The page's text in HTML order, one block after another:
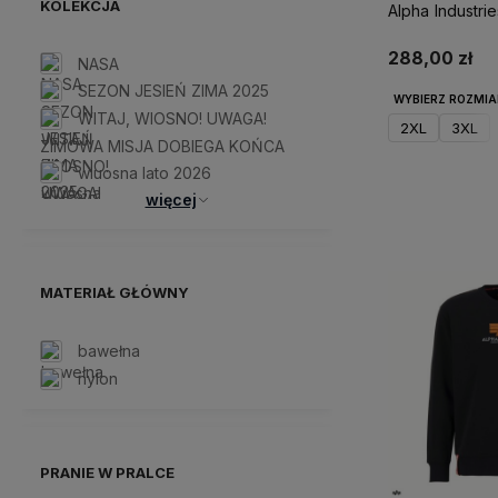
KOLEKCJA
NASA
SEZON JESIEŃ ZIMA 2025
WITAJ, WIOSNO! UWAGA!
ZIMOWA MISJA DOBIEGA KOŃCA
wiuosna lato 2026
więcej
MATERIAŁ GŁÓWNY
bawełna
nylon
PRANIE W PRALCE
288,00 zł
WYBIERZ
2XL 3XL